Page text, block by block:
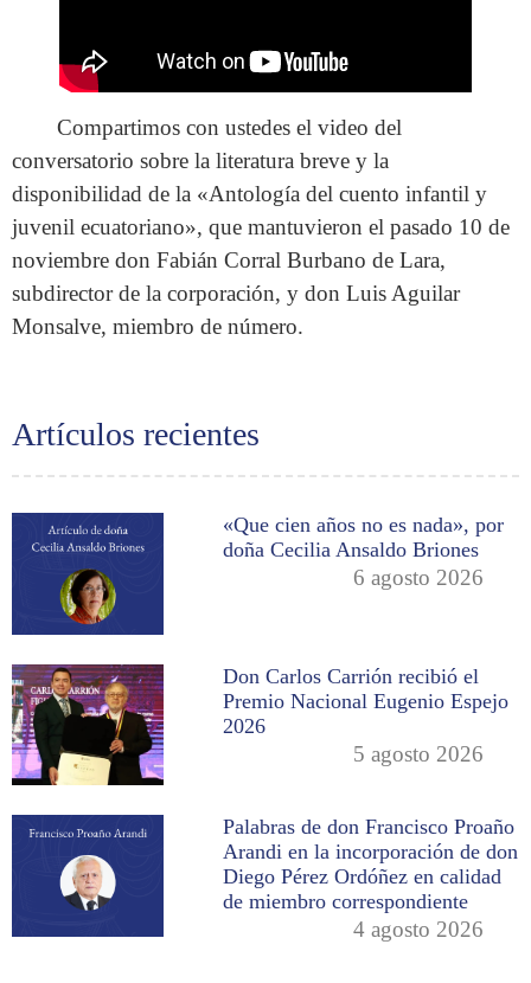
Artículos recientes
«Que cien años no es nada», por
doña Cecilia Ansaldo Briones
6 agosto 2026
Don Carlos Carrión recibió el
Premio Nacional Eugenio Espejo
2026
5 agosto 2026
Palabras de don Francisco Proaño
Arandi en la incorporación de don
Diego Pérez Ordóñez en calidad
de miembro correspondiente
4 agosto 2026
Compartimos con ustedes el video del
conversatorio sobre la literatura breve y la
disponibilidad de la «Antología del cuento infantil y
juvenil ecuatoriano», que mantuvieron el pasado 10 de
noviembre don Fabián Corral Burbano de Lara,
subdirector de la corporación, y don Luis Aguilar
Monsalve, miembro de número.